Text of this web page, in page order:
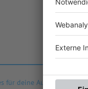
für deine Auswahl keine